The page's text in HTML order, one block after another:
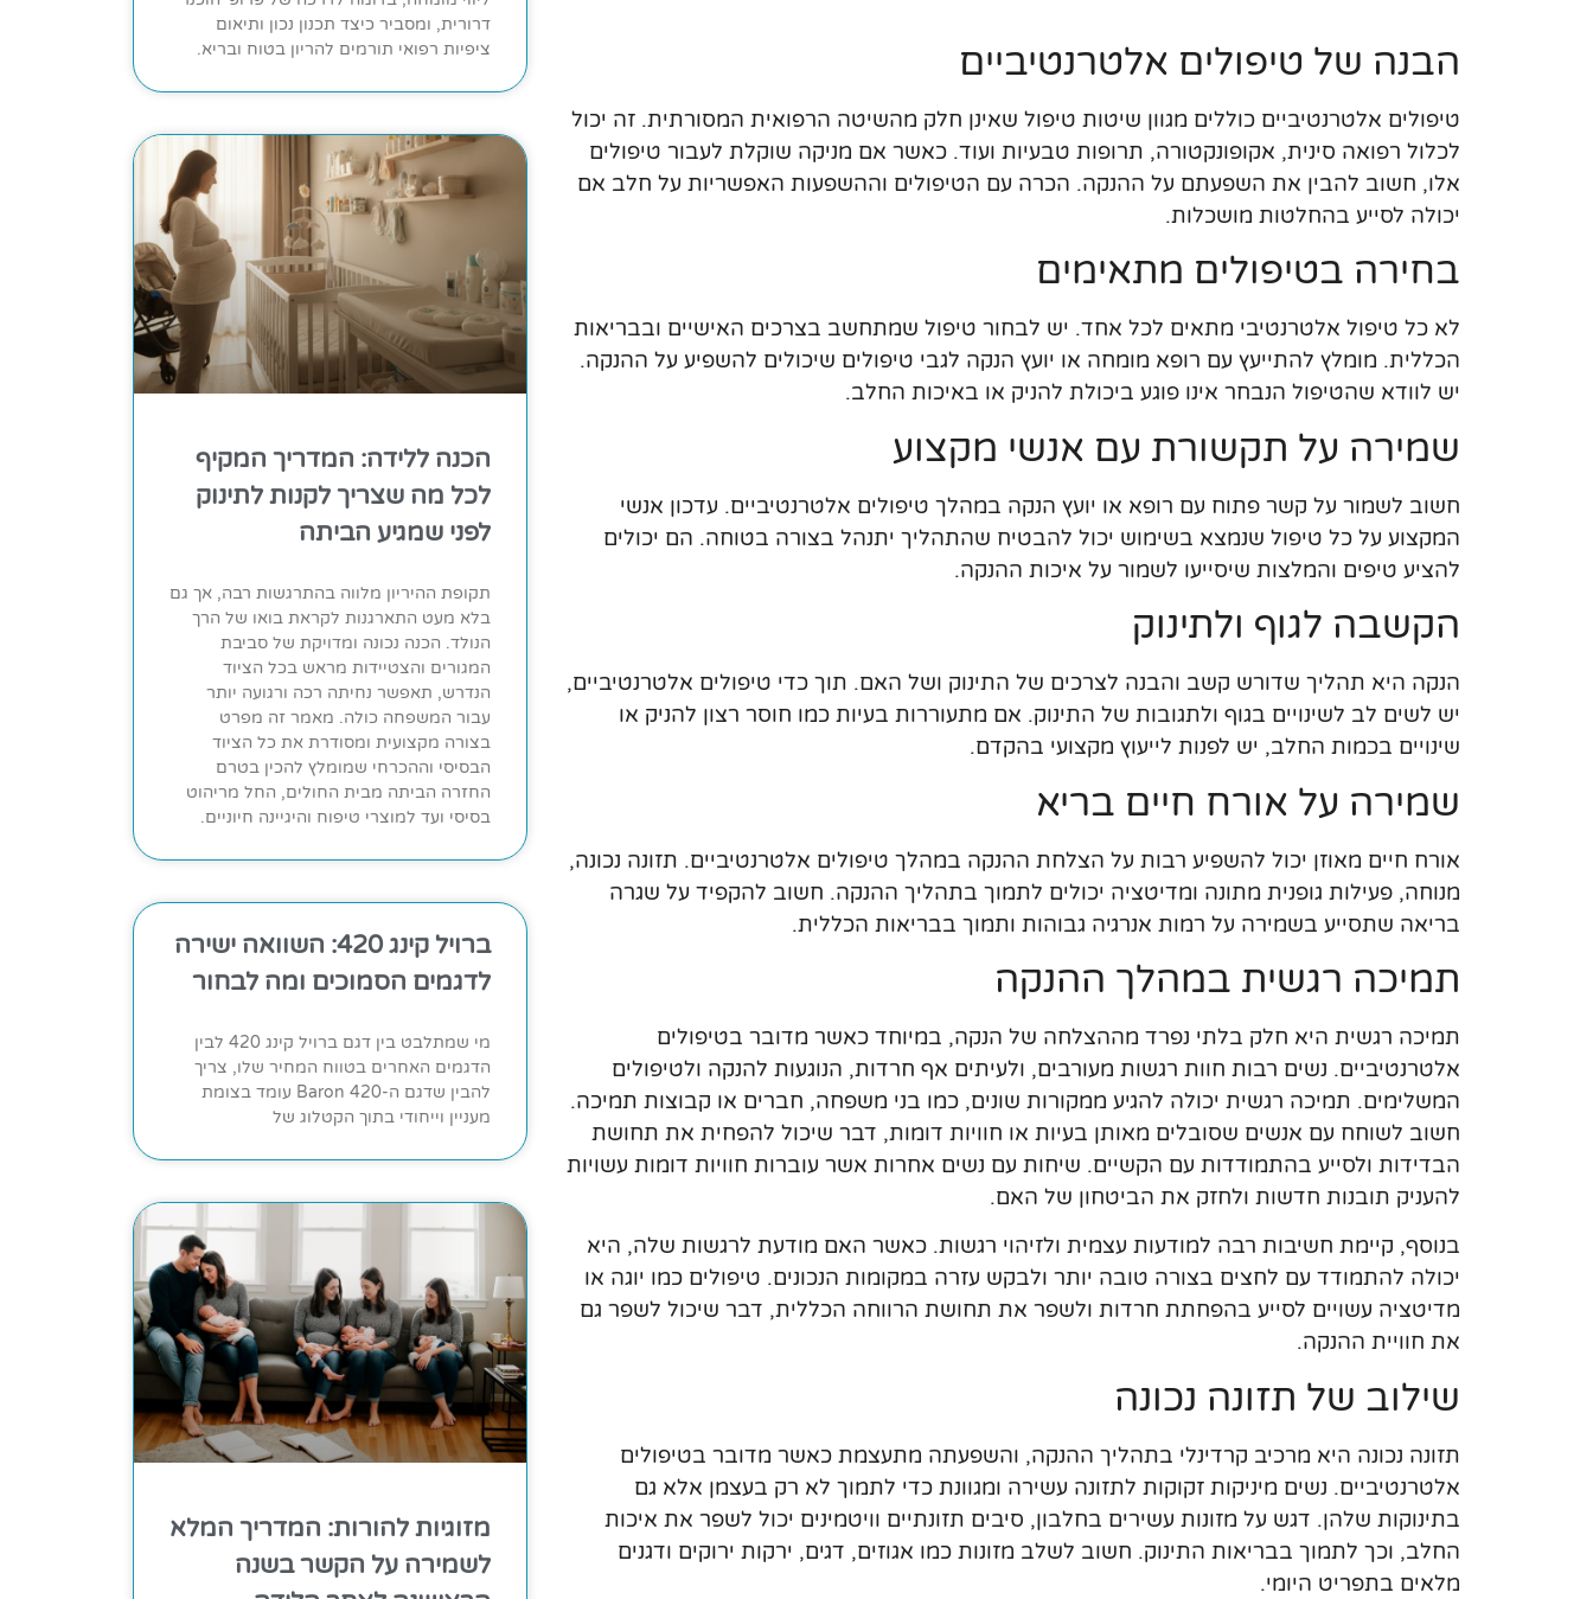
הבנה של טיפולים אלטרנטיביים
טיפולים אלטרנטיביים כוללים מגוון שיטות טיפול שאינן חלק מהשיטה הרפואית המסורתית. זה יכול
לכלול רפואה סינית, אקופונקטורה, תרופות טבעיות ועוד. כאשר אם מניקה שוקלת לעבור טיפולים
אלו, חשוב להבין את השפעתם על ההנקה. הכרה עם הטיפולים וההשפעות האפשריות על חלב אם
יכולה לסייע בהחלטות מושכלות.
בחירה בטיפולים מתאימים
לא כל טיפול אלטרנטיבי מתאים לכל אחד. יש לבחור טיפול שמתחשב בצרכים האישיים ובבריאות
הכללית. מומלץ להתייעץ עם רופא מומחה או יועץ הנקה לגבי טיפולים שיכולים להשפיע על ההנקה.
יש לוודא שהטיפול הנבחר אינו פוגע ביכולת להניק או באיכות החלב.
שמירה על תקשורת עם אנשי מקצוע
חשוב לשמור על קשר פתוח עם רופא או יועץ הנקה במהלך טיפולים אלטרנטיביים. עדכון אנשי
המקצוע על כל טיפול שנמצא בשימוש יכול להבטיח שהתהליך יתנהל בצורה בטוחה. הם יכולים
להציע טיפים והמלצות שיסייעו לשמור על איכות ההנקה.
הקשבה לגוף ולתינוק
הנקה היא תהליך שדורש קשב והבנה לצרכים של התינוק ושל האם. תוך כדי טיפולים אלטרנטיביים,
יש לשים לב לשינויים בגוף ולתגובות של התינוק. אם מתעוררות בעיות כמו חוסר רצון להניק או
שינויים בכמות החלב, יש לפנות לייעוץ מקצועי בהקדם.
שמירה על אורח חיים בריא
אורח חיים מאוזן יכול להשפיע רבות על הצלחת ההנקה במהלך טיפולים אלטרנטיביים. תזונה נכונה,
מנוחה, פעילות גופנית מתונה ומדיטציה יכולים לתמוך בתהליך ההנקה. חשוב להקפיד על שגרה
בריאה שתסייע בשמירה על רמות אנרגיה גבוהות ותמוך בבריאות הכללית.
תמיכה רגשית במהלך ההנקה
תמיכה רגשית היא חלק בלתי נפרד מההצלחה של הנקה, במיוחד כאשר מדובר בטיפולים
אלטרנטיביים. נשים רבות חוות רגשות מעורבים, ולעיתים אף חרדות, הנוגעות להנקה ולטיפולים
המשלימים. תמיכה רגשית יכולה להגיע ממקורות שונים, כמו בני משפחה, חברים או קבוצות תמיכה.
חשוב לשוחח עם אנשים שסובלים מאותן בעיות או חוויות דומות, דבר שיכול להפחית את תחושת
הבדידות ולסייע בהתמודדות עם הקשיים. שיחות עם נשים אחרות אשר עוברות חוויות דומות עשויות
להעניק תובנות חדשות ולחזק את הביטחון של האם.
בנוסף, קיימת חשיבות רבה למודעות עצמית ולזיהוי רגשות. כאשר האם מודעת לרגשות שלה, היא
יכולה להתמודד עם לחצים בצורה טובה יותר ולבקש עזרה במקומות הנכונים. טיפולים כמו יוגה או
מדיטציה עשויים לסייע בהפחתת חרדות ולשפר את תחושת הרווחה הכללית, דבר שיכול לשפר גם
את חוויית ההנקה.
שילוב של תזונה נכונה
תזונה נכונה היא מרכיב קרדינלי בתהליך ההנקה, והשפעתה מתעצמת כאשר מדובר בטיפולים
אלטרנטיביים. נשים מיניקות זקוקות לתזונה עשירה ומגוונת כדי לתמוך לא רק בעצמן אלא גם
בתינוקות שלהן. דגש על מזונות עשירים בחלבון, סיבים תזונתיים וויטמינים יכול לשפר את איכות
החלב, וכך לתמוך בבריאות התינוק. חשוב לשלב מזונות כמו אגוזים, דגים, ירקות ירוקים ודגנים
מלאים בתפריט היומי.
דרורית, ומסביר כיצד תכנון נכון ותיאום
ציפיות רפואי תורמים להריון בטוח ובריא.
הכנה ללידה: המדריך המקיף
לכל מה שצריך לקנות לתינוק
לפני שמגיע הביתה
תקופת ההיריון מלווה בהתרגשות רבה, אך גם
בלא מעט התארגנות לקראת בואו של הרך
הנולד. הכנה נכונה ומדויקת של סביבת
המגורים והצטיידות מראש בכל הציוד
הנדרש, תאפשר נחיתה רכה ורגועה יותר
עבור המשפחה כולה. מאמר זה מפרט
בצורה מקצועית ומסודרת את כל הציוד
הבסיסי וההכרחי שמומלץ להכין בטרם
החזרה הביתה מבית החולים, החל מריהוט
בסיסי ועד למוצרי טיפוח והיגיינה חיוניים.
ברויל קינג 420: השוואה ישירה
לדגמים הסמוכים ומה לבחור
מי שמתלבט בין דגם ברויל קינג 420 לבין
הדגמים האחרים בטווח המחיר שלו, צריך
להבין שדגם ה-Baron 420 עומד בצומת
מעניין וייחודי בתוך הקטלוג של
מזוגיות להורות: המדריך המלא
לשמירה על הקשר בשנה